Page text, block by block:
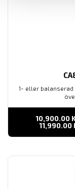
1- eller
10,900.00
11,990.00